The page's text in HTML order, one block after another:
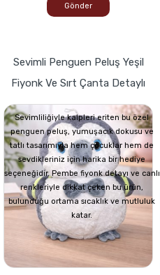
Gönder
Sevimli Penguen Peluş Yeşil
Fiyonk Ve Sırt Çanta Detaylı
Sevimliliğiyle kalpleri eriten bu özel
penguen peluş, yumuşacık dokusu ve
tatlı tasarımıyla hem çocuklar hem de
sevdikleriniz için harika bir hediye
seçeneğidir. Pembe fiyonk detayı ve canlı
renkleriyle dikkat çeken bu ürün,
bulunduğu ortama sıcaklık ve mutluluk
katar.